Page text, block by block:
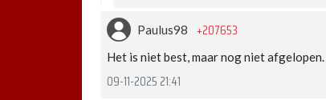
Paulus98 +207653
Het is niet best, maar nog niet afgelopen.
09-11-2025 21:41